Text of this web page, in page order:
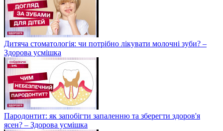
Дитяча стоматологія: чи потрібно лікувати молочні зуби? –
Здорова усмішка
Пародонтит: як запобігти запаленню та зберегти здоров'я
ясен? – Здорова усмішка